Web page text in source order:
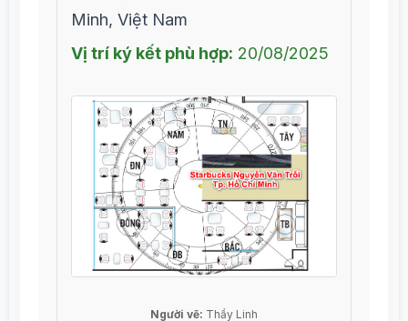
Minh, Việt Nam
Vị trí ký kết phù hợp: 20/08/2025
Người vẽ: Thầy Linh